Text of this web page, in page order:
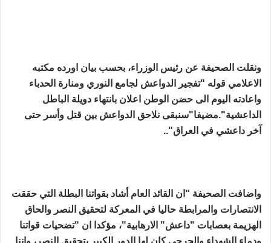
ونقلت الصحيفة عن رئيس الوزراء، بحسب بيان اورده مكتبه
الاعلامي قوله "تفجير الدواعش لجامع النوري ومنارة الحدباء
واعادته اليوم الى حضن الوطن اعلان بانتهاء دويلة الباطل
الداعشية".مضيفا"سنبقى نلاحق الدواعش بين قتل وأسر حتى
آخر داعشي في العراق"..
واضافت الصحيفة "ان القائد العام أشاد بقواتنا البطلة التي حققت
الانتصارات والمرابطة حاليا في المعركة لتحقيق النصر والحاق
الهزيمة بعصابات "داعش" الارهابية"، مؤكدا ان "تضحيات قواتنا